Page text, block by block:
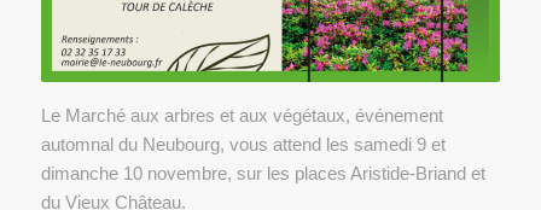
Le Marché aux arbres et aux végétaux, événement
automnal du Neubourg, vous attend les samedi 9 et
dimanche 10 novembre, sur les places Aristide-Briand et
du Vieux Château.